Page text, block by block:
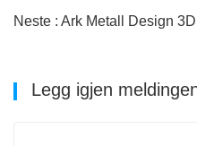
Neste : Ark Metall Design
Legg igjen